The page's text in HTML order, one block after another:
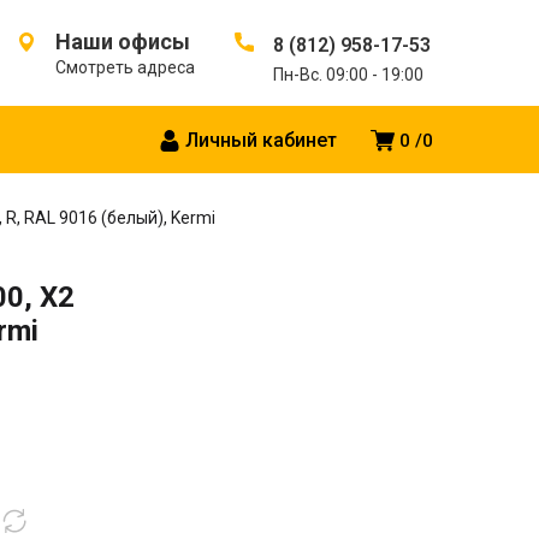
Наши офисы
Смотреть адреса
8 (812) 958-17-53
Пн-Вс. 09:00 - 19:00
0 0
Личный кабинет
RAL 9016 (белый), Kermi
X2